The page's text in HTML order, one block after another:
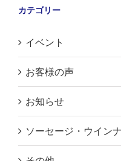
カテゴリー
イベント
お客様の声
お知らせ
ソーセージ・ウイン